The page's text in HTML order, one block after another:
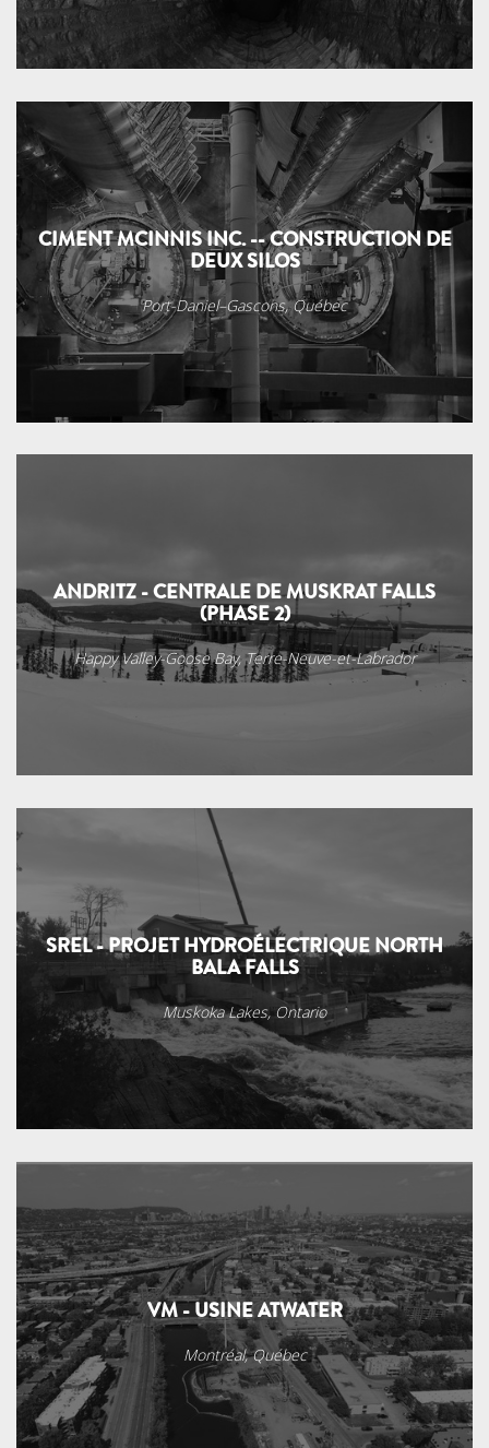
CIMENT MCINNIS INC. -- CONSTRUCTION DE
DEUX SILOS
Port-Daniel–Gascons, Québec
ANDRITZ - CENTRALE DE MUSKRAT FALLS
(PHASE 2)
Happy Valley-Goose Bay, Terre-Neuve-et-Labrador
SREL - PROJET HYDROÉLECTRIQUE NORTH
BALA FALLS
Muskoka Lakes, Ontario
VM - USINE ATWATER
Montréal, Québec